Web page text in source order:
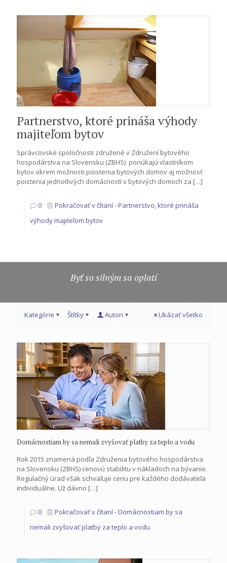
Partnerstvo, ktoré prináša výhody
majiteľom bytov
Správcovské spoločnosti združené v Združení bytového
hospodárstva na Slovensku (ZBHS) ponúkajú vlastníkom
bytov okrem možnosti poistenia bytových domov aj možnosť
poistenia jednotlivých domácností v bytových domoch za […]
0 Pokračovať v čítaní- Partnerstvo, ktoré prináša
výhody majiteľom bytov
Byť so silným sa oplatí
Kategórie Štítky Autori Ukázať všetko
Domácnostiam by sa nemali zvyšovať platby za teplo a vodu
Rok 2015 znamená podľa Združenia bytového hospodárstva
na Slovensku (ZBHS) cenovú stabilitu v nákladoch na bývanie.
Regulačný úrad však schvaľuje cenu pre každého dodávateľa
individuálne. Už dávno […]
0 Pokračovať v čítaní- Domácnostiam by sa
nemali zvyšovať platby za teplo a vodu